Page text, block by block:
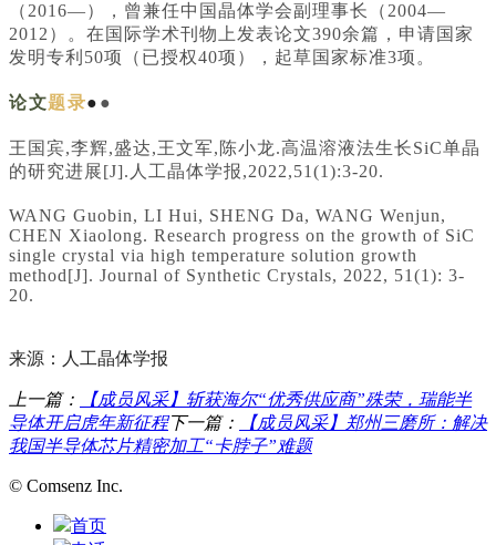
（2016—），曾兼任中国晶体学会副理事长（2004—
2012）。在国际学术刊物上发表论文390余篇，申请国家
发明专利50项（已授权40项），起草国家标准3项。
论文题录● ●
王国宾,李辉,盛达,王文军,陈小龙.高温溶液法生长SiC单晶
的研究进展[J].人工晶体学报,2022,51(1):3-20.
WANG Guobin, LI Hui, SHENG Da, WANG Wenjun,
CHEN Xiaolong. Research progress on the growth of SiC
single crystal via high temperature solution growth
method[J]. Journal of Synthetic Crystals, 2022, 51(1): 3-
20.
来源：人工晶体学报
上一篇：
【成员风采】斩获海尔“优秀供应商”殊荣，瑞能半
导体开启虎年新征程下一篇：
【成员风采】郑州三磨所：解决
我国半导体芯片精密加工“卡脖子”难题
© Comsenz Inc.
首页